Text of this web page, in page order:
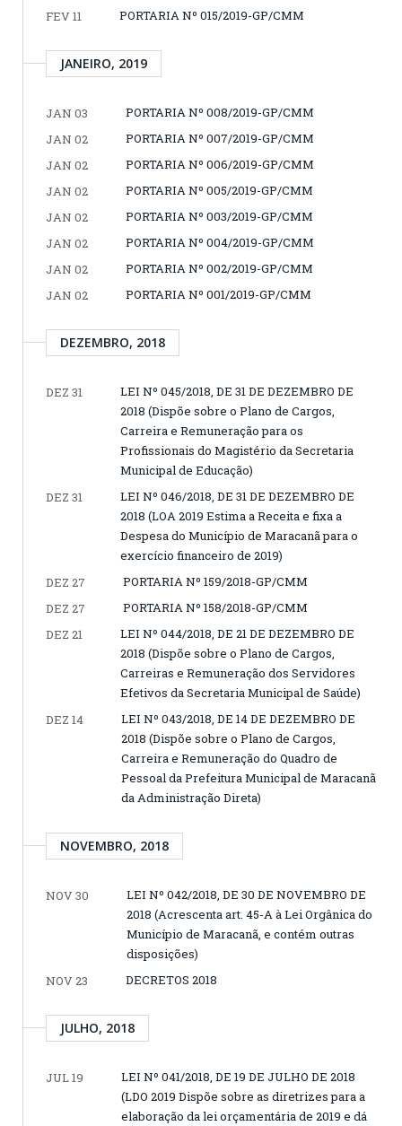
FEV 11
PORTARIA Nº 015/2019-GP/CMM
JANEIRO, 2019
JAN 03
PORTARIA Nº 008/2019-GP/CMM
JAN 02
PORTARIA Nº 007/2019-GP/CMM
JAN 02
PORTARIA Nº 006/2019-GP/CMM
JAN 02
PORTARIA Nº 005/2019-GP/CMM
JAN 02
PORTARIA Nº 003/2019-GP/CMM
JAN 02
PORTARIA Nº 004/2019-GP/CMM
JAN 02
PORTARIA Nº 002/2019-GP/CMM
JAN 02
PORTARIA Nº 001/2019-GP/CMM
DEZEMBRO, 2018
DEZ 31
LEI Nº 045/2018, DE 31 DE DEZEMBRO DE
2018 (Dispõe sobre o Plano de Cargos,
Carreira e Remuneração para os
Profissionais do Magistério da Secretaria
Municipal de Educação)
DEZ 31
LEI Nº 046/2018, DE 31 DE DEZEMBRO DE
2018 (LOA 2019 Estima a Receita e fixa a
Despesa do Município de Maracanã para o
exercício financeiro de 2019)
DEZ 27
PORTARIA Nº 159/2018-GP/CMM
DEZ 27
PORTARIA Nº 158/2018-GP/CMM
DEZ 21
LEI Nº 044/2018, DE 21 DE DEZEMBRO DE
2018 (Dispõe sobre o Plano de Cargos,
Carreiras e Remuneração dos Servidores
Efetivos da Secretaria Municipal de Saúde)
DEZ 14
LEI Nº 043/2018, DE 14 DE DEZEMBRO DE
2018 (Dispõe sobre o Plano de Cargos,
Carreira e Remuneração do Quadro de
Pessoal da Prefeitura Municipal de Maracanã
da Administração Direta)
NOVEMBRO, 2018
NOV 30
LEI Nº 042/2018, DE 30 DE NOVEMBRO DE
2018 (Acrescenta art. 45-A à Lei Orgânica do
Município de Maracanã, e contém outras
disposições)
NOV 23
DECRETOS 2018
JULHO, 2018
JUL 19
LEI Nº 041/2018, DE 19 DE JULHO DE 2018
(LDO 2019 Dispõe sobre as diretrizes para a
elaboração da lei orçamentária de 2019 e dá